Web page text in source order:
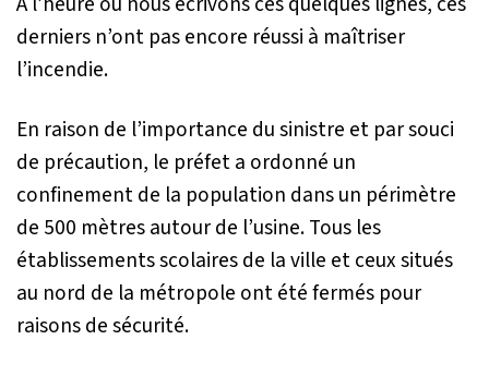
derniers n’ont pas encore réussi à maîtriser
l’incendie.
En raison de l’importance du sinistre et par souci
de précaution, le préfet a ordonné un
confinement de la population dans un périmètre
de 500 mètres autour de l’usine. Tous les
établissements scolaires de la ville et ceux situés
au nord de la métropole ont été fermés pour
raisons de sécurité.